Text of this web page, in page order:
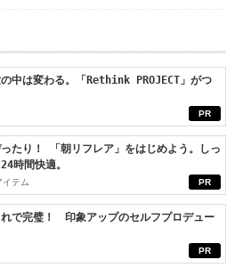
PR
中は変わる。「Rethink PROJECT」がつ
PR
たり！ 「朝リフレア」をはじめよう。しっ
時間快適。
イテム
PR
で完璧！ 印象アップのセルフプロデュー